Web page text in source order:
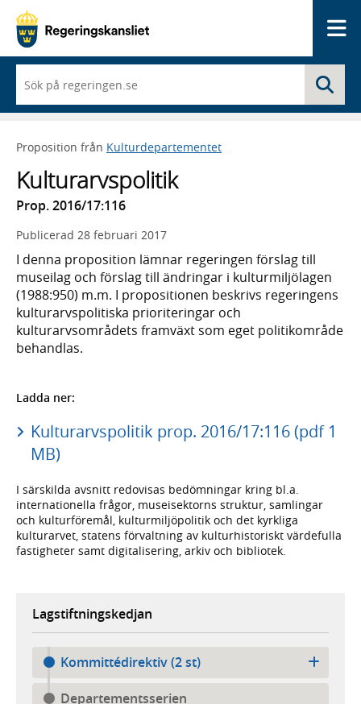
du
börjar
skriva
framträder
lista
med
sökförslag
Proposition från Kulturdepartementet
Kulturarvspolitik
Prop. 2016/17:116
Publicerad 28 februari 2017
I denna proposition lämnar regeringen förslag till
museilag och förslag till ändringar i kulturmiljölagen
(1988:950) m.m. I propositionen beskrivs regeringens
kulturarvspolitiska prioriteringar och
kulturarvsområdets framväxt som eget politikområde
behandlas.
Ladda ner:
Kulturarvspolitik prop. 2016/17:116 (pdf 1
MB)
I särskilda avsnitt redovisas bedömningar kring bl.a.
internationella frågor, museisektorns struktur, samlingar
och kulturföremål, kulturmiljöpolitik och det kyrkliga
kulturarvet, statens förvaltning av kulturhistoriskt värdefulla
fastigheter samt digitalisering, arkiv och bibliotek.
Lagstiftningskedjan
Kommittédirektiv (2 st)
Departementsserien